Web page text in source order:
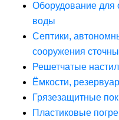
Оборудование для
воды
Септики,
сооружения
Решетчатые
Ёмкости,
Грязезащитные
Пластиковые